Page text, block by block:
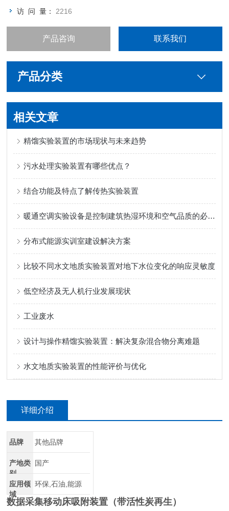
访 问 量： 2216
产品咨询 联系我们
产品分类
相关文章
精馏实验装置的市场现状与未来趋势
污水处理实验装置有哪些优点？
结合功能及特点了解传热实验装置
暖通空调实验设备是控制建筑热湿环境和空气品质的必要设备
分布式能源实训室建设解决方案
比较不同水文地质实验装置对地下水位变化的响应灵敏度
低空经济及无人机行业发展现状
工业废水
设计与操作精馏实验装置：解决复杂混合物分离难题
水文地质实验装置的性能评价与优化
详细介绍
品牌 其他品牌
产地类
别
国产
应用领
域
环保,石油,能源
数据采集移动床吸附装置（带活性炭再生）